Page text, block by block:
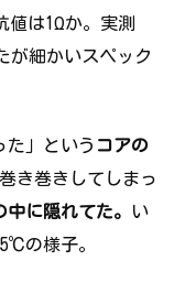
値は1Ωか。実測
細かいスペック
た」という コアの
き巻きしてしまっ
に隠れてた。
い
の様子。